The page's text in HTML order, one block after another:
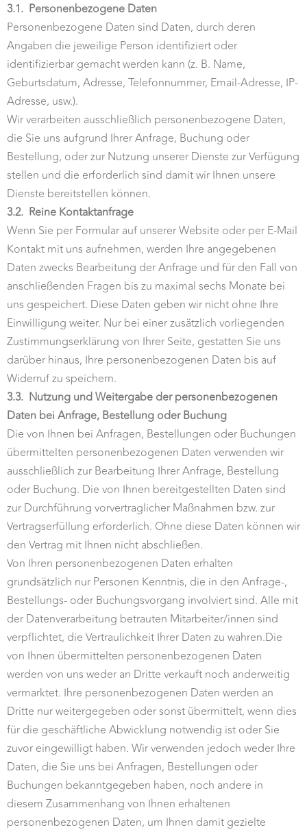
3.1. Personenbezogene Daten
Personenbezogene Daten sind Daten, durch deren
Angaben die jeweilige Person identifiziert oder
identifizierbar gemacht werden kann (z. B. Name,
Geburtsdatum, Adresse, Telefonnummer, Email-Adresse, IP-
Adresse, usw.).
Wir verarbeiten ausschließlich personenbezogene Daten,
die Sie uns aufgrund Ihrer Anfrage, Buchung oder
Bestellung, oder zur Nutzung unserer Dienste zur Verfügung
stellen und die erforderlich sind damit wir Ihnen unsere
Dienste bereitstellen können.
3.2. Reine Kontaktanfrage
Wenn Sie per Formular auf unserer Website oder per E-Mail
Kontakt mit uns aufnehmen, werden Ihre angegebenen
Daten zwecks Bearbeitung der Anfrage und für den Fall von
anschließenden Fragen bis zu maximal sechs Monate bei
uns gespeichert. Diese Daten geben wir nicht ohne Ihre
Einwilligung weiter. Nur bei einer zusätzlich vorliegenden
Zustimmungserklärung von Ihrer Seite, gestatten Sie uns
darüber hinaus, Ihre personenbezogenen Daten bis auf
Widerruf zu speichern.
3.3. Nutzung und Weitergabe der personenbezogenen
Daten bei Anfrage, Bestellung oder Buchung
Die von Ihnen bei Anfragen, Bestellungen oder Buchungen
übermittelten personenbezogenen Daten verwenden wir
ausschließlich zur Bearbeitung Ihrer Anfrage, Bestellung
oder Buchung. Die von Ihnen bereitgestellten Daten sind
zur Durchführung vorvertraglicher Maßnahmen bzw. zur
Vertragserfüllung erforderlich. Ohne diese Daten können wir
den Vertrag mit Ihnen nicht abschließen.
Von Ihren personenbezogenen Daten erhalten
grundsätzlich nur Personen Kenntnis, die in den Anfrage-,
Bestellungs- oder Buchungsvorgang involviert sind. Alle mit
der Datenverarbeitung betrauten Mitarbeiter/innen sind
verpflichtet, die Vertraulichkeit Ihrer Daten zu wahren.Die
von Ihnen übermittelten personenbezogenen Daten
werden von uns weder an Dritte verkauft noch anderweitig
vermarktet. Ihre personenbezogenen Daten werden an
Dritte nur weitergegeben oder sonst übermittelt, wenn dies
für die geschäftliche Abwicklung notwendig ist oder Sie
zuvor eingewilligt haben. Wir verwenden jedoch weder Ihre
Daten, die Sie uns bei Anfragen, Bestellungen oder
Buchungen bekanntgegeben haben, noch andere in
diesem Zusammenhang von Ihnen erhaltenen
personenbezogenen Daten, um Ihnen damit gezielte